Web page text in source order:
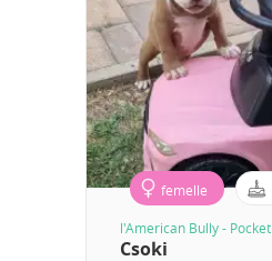
femelle
l'American Bully - Pocket
Csoki